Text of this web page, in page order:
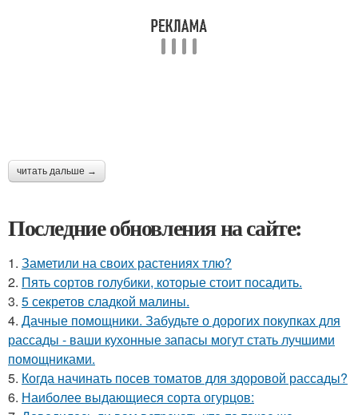
читать дальше →
Последние обновления на сайте:
1. Заметили на своих растениях тлю?
2. Пять сортов голубики, которые стоит посадить.
3. 5 секретов сладкой малины.
4. Дачные помощники. Забудьте о дорогих покупках для
рассады - ваши кухонные запасы могут стать лучшими
помощниками.
5. Когда начинать посев томатов для здоровой рассады?
6. Наиболее выдающиеся сорта огурцов: